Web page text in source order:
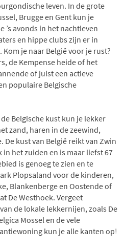
leven. In de grote
Brugge en Gent kun je
’s avonds in het nachtleven
en hippe clubs zijn er in
je naar België voor je rust?
de Kempense heide of het
of juist een actieve
populaire Belgische
Belgische kust kun je lekker
zand, haren in de zeewind,
De kust van België reikt van Zwin
het zuiden en is maar liefst 67
is genoeg te zien en te
Plopsaland voor de kinderen,
Blankenberge en Oostende of
De Westhoek. Vergeet
de lokale lekkernijen, zoals De
Mossel en de vele
kun je alle kanten op!